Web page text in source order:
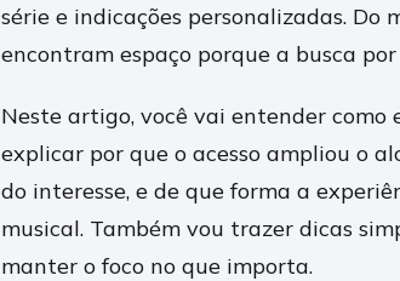
série e indicações personalizadas. Do
encontram espaço porque a busca
Neste artigo, você vai entender como
explicar por que o acesso ampliou o
do interesse, e de que forma a
musical. Também vou trazer dicas
manter o foco no que importa.